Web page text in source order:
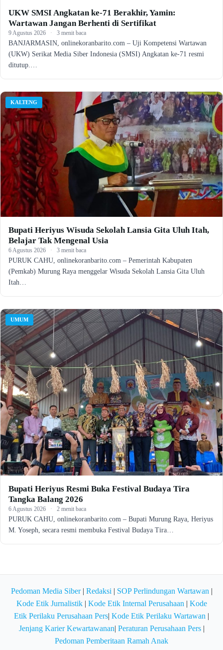
UKW SMSI Angkatan ke-71 Berakhir, Yamin:
Wartawan Jangan Berhenti di Sertifikat
9 Agustus 2026 · 3 menit baca
BANJARMASIN, onlinekoranbarito.com – Uji Kompetensi Wartawan
(UKW) Serikat Media Siber Indonesia (SMSI) Angkatan ke-71 resmi
ditutup.…
KALTENG
Bupati Heriyus Wisuda Sekolah Lansia Gita Uluh Itah,
Belajar Tak Mengenal Usia
6 Agustus 2026 · 3 menit baca
PURUK CAHU, onlinekoranbarito.com – Pemerintah Kabupaten
(Pemkab) Murung Raya menggelar Wisuda Sekolah Lansia Gita Uluh
Itah…
UMUM
Bupati Heriyus Resmi Buka Festival Budaya Tira
Tangka Balang 2026
6 Agustus 2026 · 2 menit baca
PURUK CAHU, onlinekoranbarito.com – Bupati Murung Raya, Heriyus
M. Yoseph, secara resmi membuka Festival Budaya Tira…
Pedoman Media Siber| Redaksi | SOP Perlindungan Wartawan |
Kode Etik Jurnalistik| Kode Etik Internal Perusahaan | Kode
Etik Perilaku Perusahaan Pers| Kode Etik Perilaku Wartawan |
Jenjang Karier Kewartawanan| Peraturan Perusahaan Pers|
Pedoman Pemberitaan Ramah Anak